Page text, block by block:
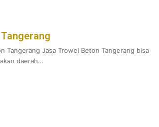
Tangerang Jasa Trowel Beton Tangerang bisa
daerah…